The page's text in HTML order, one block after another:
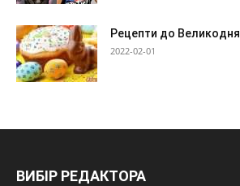
Рецепти до Великодня
2022-02-01
ВИБІР РЕДАКТОРА